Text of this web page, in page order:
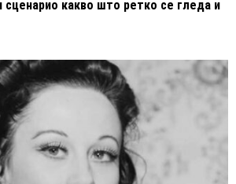
какво што ретко се гледа и